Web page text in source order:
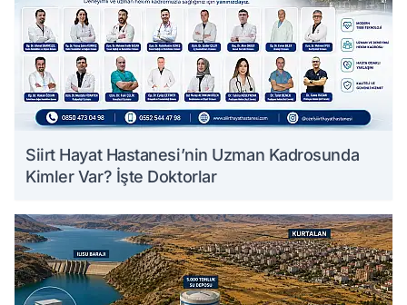
Siirt Hayat Hastanesi’nin Uzman Kadrosunda
Kimler Var? İşte Doktorlar